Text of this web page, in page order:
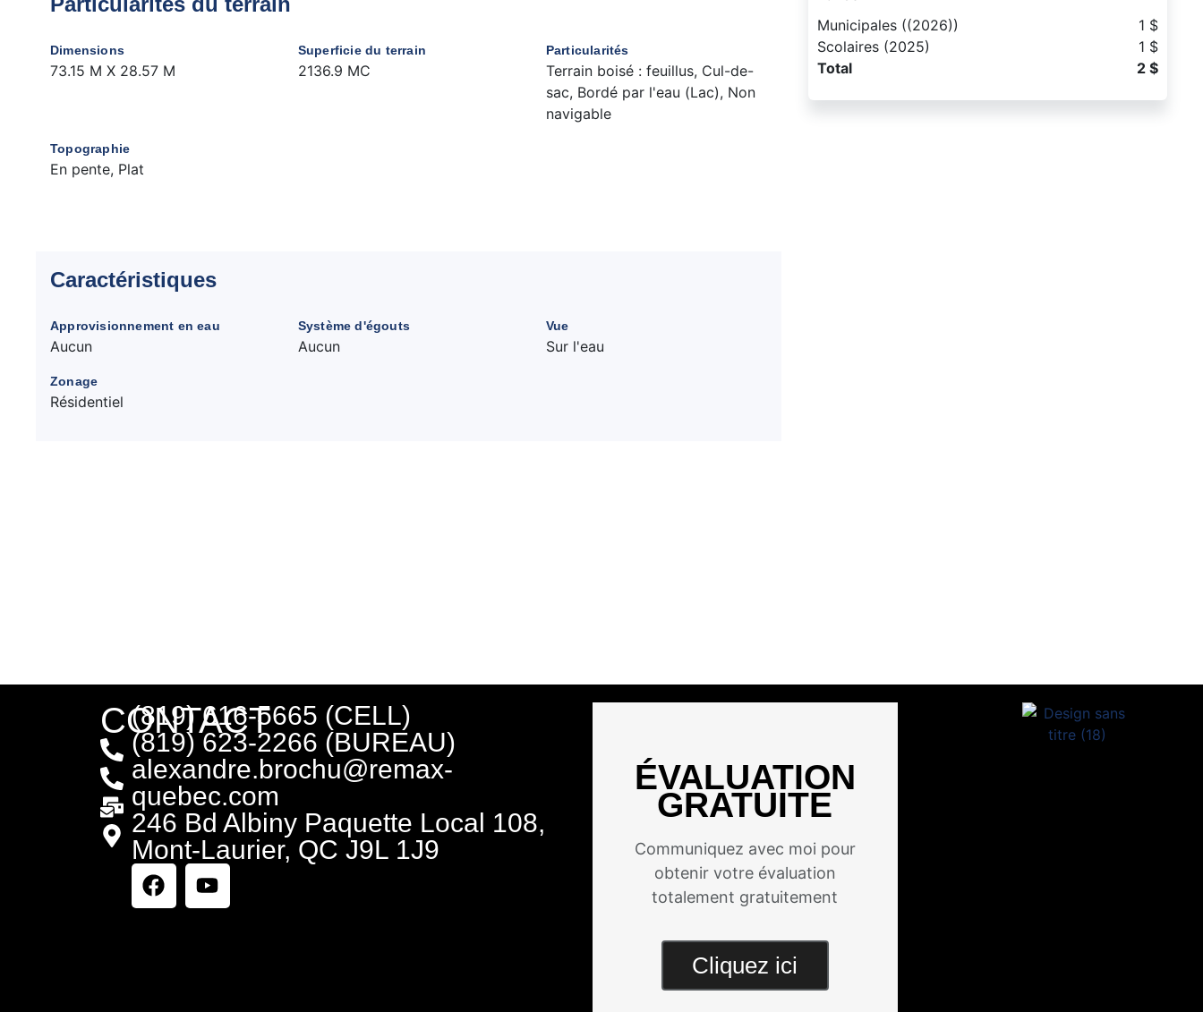
Dimensions
73.15 M X 28.57 M
Superficie du terrain
2136.9 MC
Particularités
Terrain boisé : feuillus, Cul-de-
sac, Bordé par l'eau (Lac), Non
navigable
Topographie
En pente, Plat
Caractéristiques
Approvisionnement en eau
Aucun
Système d'égouts
Aucun
Vue
Sur l'eau
Zonage
Résidentiel
Municipales ((2026))
1 $
Scolaires (2025)
1 $
Total
2 $
CONTACT
(819) 616-5665 (CELL)
(819) 623-2266 (BUREAU)
alexandre.brochu@remax-
quebec.com
246 Bd Albiny Paquette Local 108,
Mont-Laurier, QC J9L 1J9
ÉVALUATION
GRATUITE
Communiquez avec moi pour
obtenir votre évaluation
totalement gratuitement
Cliquez ici